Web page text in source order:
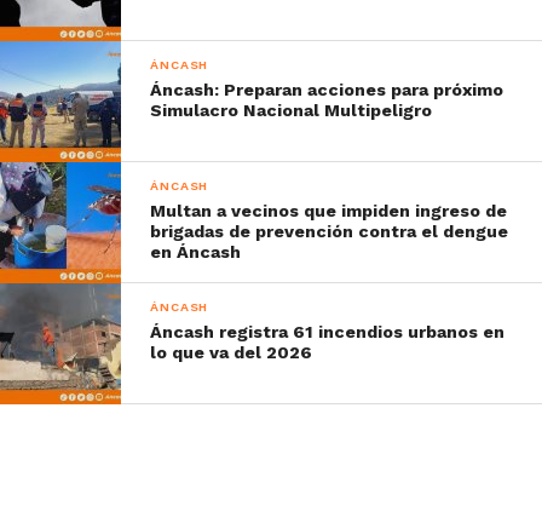
ÁNCASH
Áncash: Preparan acciones para próximo
Simulacro Nacional Multipeligro
ÁNCASH
Multan a vecinos que impiden ingreso de
brigadas de prevención contra el dengue
en Áncash
ÁNCASH
Áncash registra 61 incendios urbanos en
lo que va del 2026